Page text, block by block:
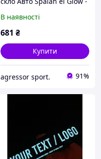
режимів горіння з
анімацією!
В наявності
681 ₴
Купити
agressor sport. 91%